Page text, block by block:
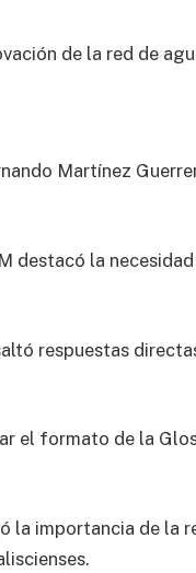
de la red de
Martínez
destacó la
respuestas
el formato de la
la importancia de la